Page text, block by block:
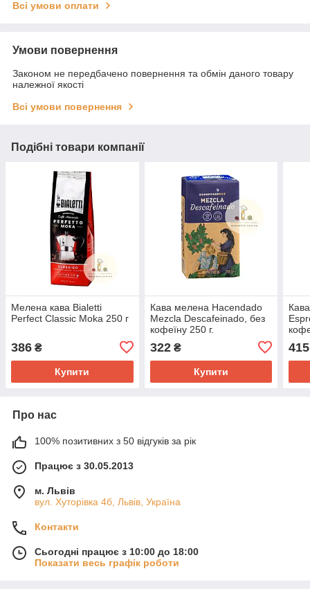
Всі умови оплати
Умови повернення
Законом не передбачено повернення та обмін даного товару
належної якості
Всі умови повернення
Подібні товари компанії
Мелена кава Bialetti
Perfect Classic Moka 250 г
386 ₴
Купити
Кава мелена Hacendado
Mezcla Descafeinado, без
кофеїну 250 г.
322₴
Купити
415
Про нас
100% позитивних з 50 відгуків за рік
Працює з 30.05.2013
м. Львів
вул. Хуторівка 4б, Львів, Україна
Контакти
Сьогодні працює з 10:00 до 18:00
Показати весь графік роботи